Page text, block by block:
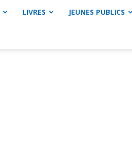
LIVRES JEUNES PUBLICS